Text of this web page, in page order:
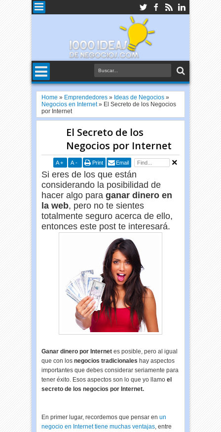
Home » Emprendedores » Ideas de Negocios »
Negocios en Internet» El Secreto de los Negocios
por Internet
El Secreto de los
Negocios por Internet
A + A - Print Email
Si eres de los que están
considerando la posibilidad de
hacer algo paraganar dinero en
la web, pero no te sientes
totalmente seguro acerca de ello,
entonces este post te interesará.
Ganar dinero por Internet es posible, pero al igual
que con losnegocios tradicionales hay aspectos
importantes que debes considerar seriamente para
tener éxito. Esos aspectos son lo que yo llamoel
secreto de los negocios por Internet.
En primer lugar, recordemos que pensar enun
negocio en Internet tiene muchas ventajas, entre